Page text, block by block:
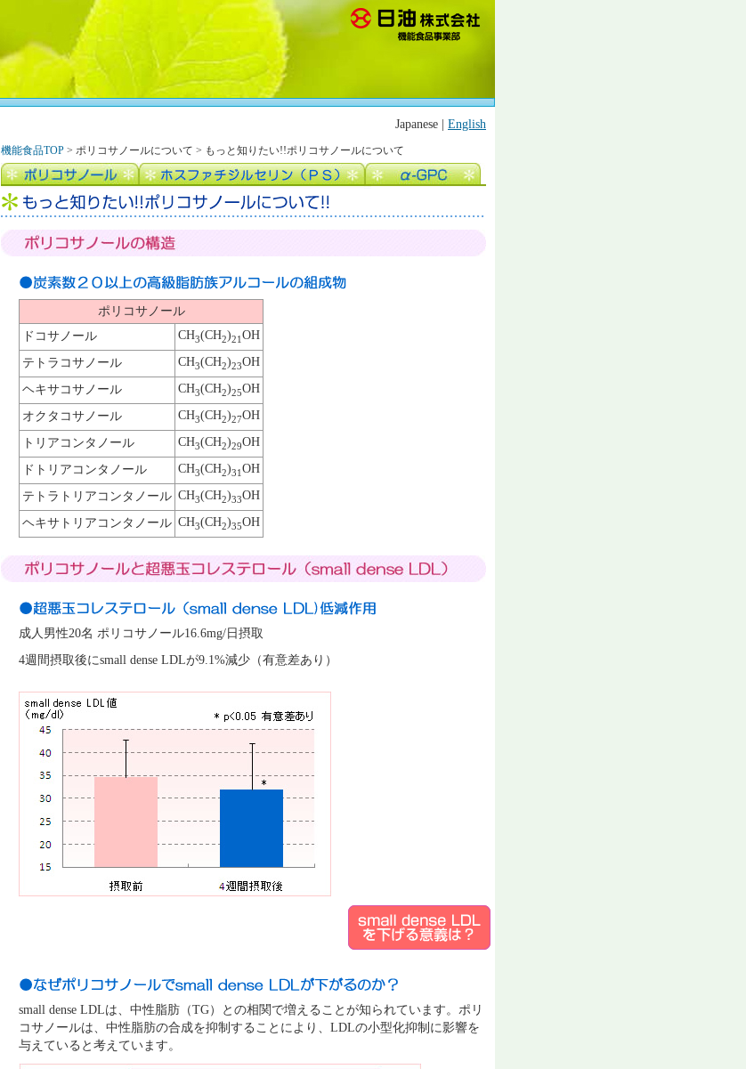
Japanese | English
機能食品TOP > ポリコサノールについて > もっと知りたい!!ポリコサノールについて
ポリコサノール
ドコサノール
CH3(CH2)21OH
テトラコサノール CH3(CH2)23OH
ヘキサコサノール CH3(CH2)25OH
オクタコサノール CH3(CH2)27OH
トリアコンタノール CH3(CH2)29OH
ドトリアコンタノール CH3(CH2)31OH
テトラトリアコンタノール CH3(CH2)33OH
ヘキサトリアコンタノール CH3(CH2)35OH
成人男性20名 ポリコサノール16.6mg/日摂取
4週間摂取後にsmall dense LDLが9.1%減少（有意差あり）
small dense LDLは、中性脂肪（TG）との相関で増えることが知られています。ポリ
コサノールは、中性脂肪の合成を抑制することにより、LDLの小型化抑制に影響を
与えていると考えています。